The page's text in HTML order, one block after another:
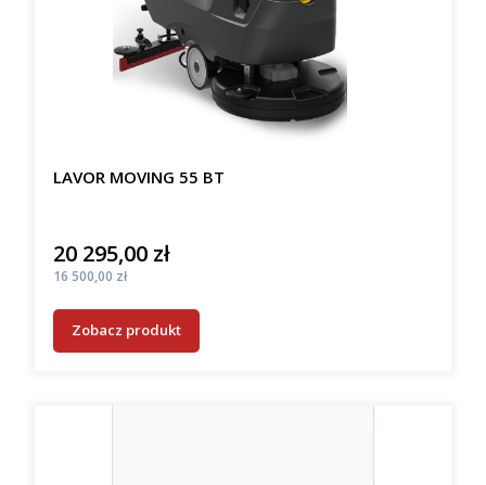
LAVOR MOVING 55 BT
Cena
20 295,00 zł
Cena
16 500,00 zł
Zobacz produkt